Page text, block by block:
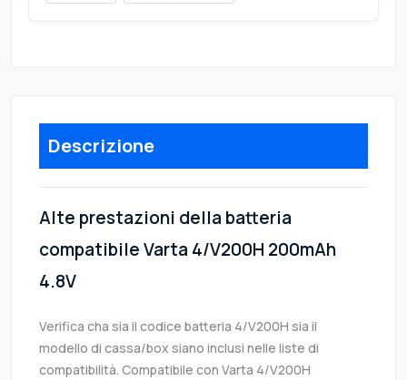
Descrizione
Alte prestazioni della batteria
compatibile Varta 4/V200H 200mAh
4.8V
Verifica cha sia il codice batteria 4/V200H sia il
modello di cassa/box siano inclusi nelle liste di
compatibilità. Compatibile con Varta 4/V200H